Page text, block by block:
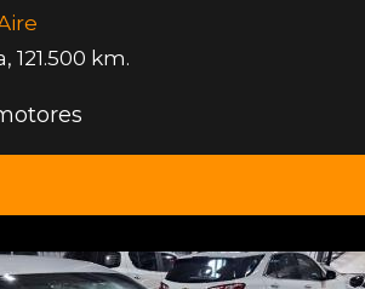
, 121.500 km.